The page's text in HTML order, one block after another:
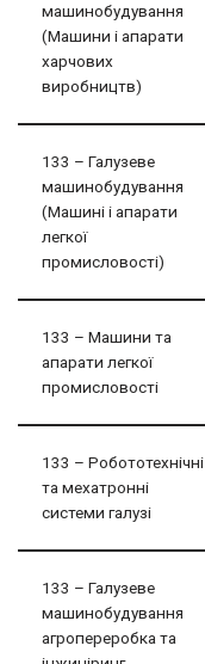
машинобудування
(Машини і апарати
харчових
виробництв)
133 – Галузеве
машинобудування
(Машині і апарати
легкої
промисловості)
133 – Машини та
апарати легкої
промисловості
133 – Робототехнічні
та мехатронні
системи галузі
133 – Галузеве
машинобудування
агропереробка та